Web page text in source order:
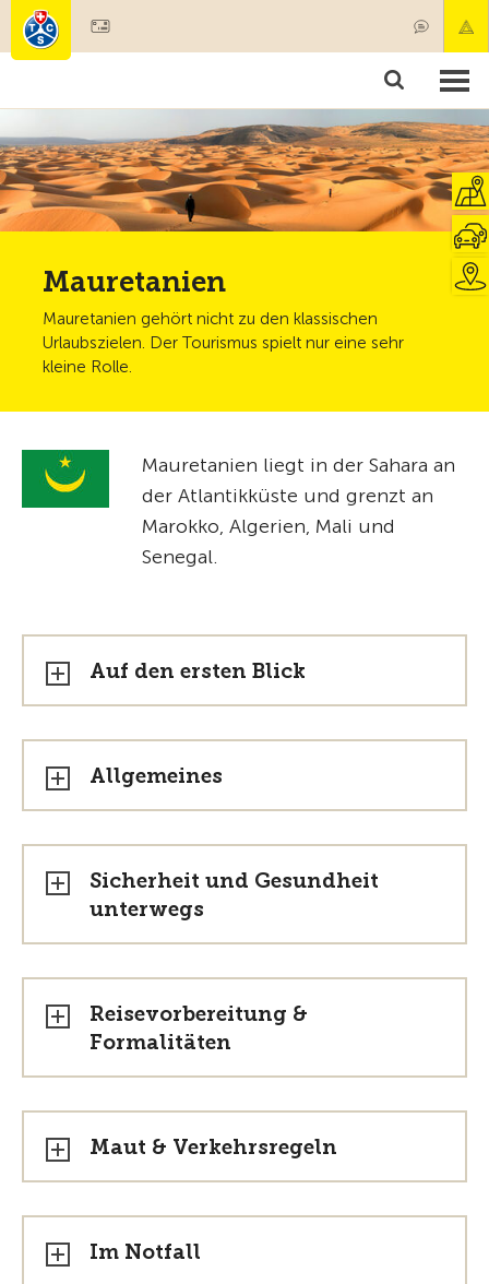
Mitgliedschaft & Leistungen
Test, Sicherheit & Gesundheit
Mauretanien
Mauretanien gehört nicht zu den klassischen
Urlaubszielen. Der Tourismus spielt nur eine sehr
kleine Rolle.
Mauretanien liegt in der Sahara an
der Atlantikküste und grenzt an
Marokko, Algerien, Mali und
Senegal.
Auf den ersten Blick
Allgemeines
Sicherheit und Gesundheit
unterwegs
Reisevorbereitung &
Formalitäten
Maut & Verkehrsregeln
Im Notfall